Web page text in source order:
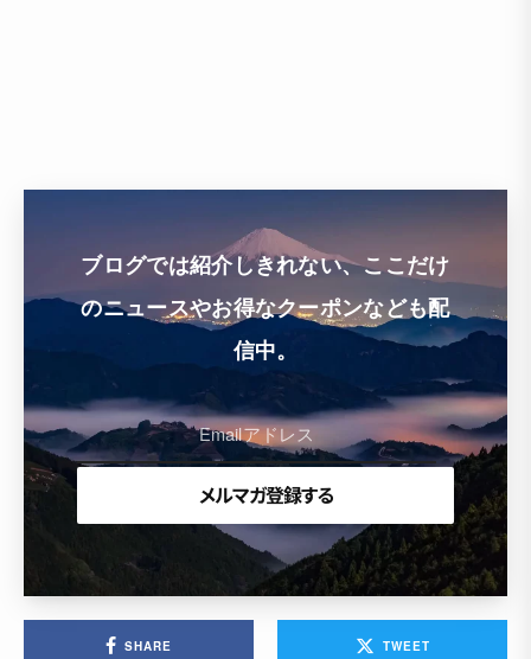
ブログでは紹介しきれない、ここだけ
のニュースやお得なクーポンなども配
信中。
SHARE TWEET